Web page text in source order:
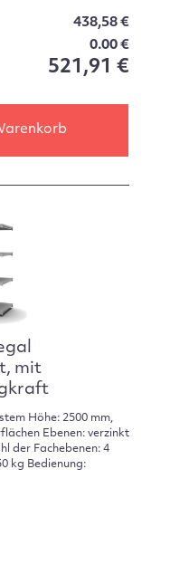
438,58 €
0.00 €
521,91 €
mit
Höhe: 2500 mm,
Ebenen: verzinkt
der Fachebenen: 4
kg Bedienung: